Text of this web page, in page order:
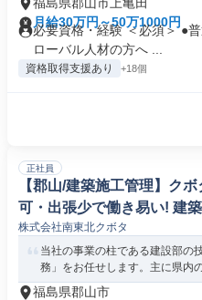
月給30万円～50万1000円
必要資格・経験 ＜必須＞ ●
ローバル人材の方へ ...
資格取得支援あり +18個
正社員
【郡山/建築施工管理】ク
可・出張少で働き易い! 建
株式会社南東北クボタ
当社の事業の柱である建設部の
務」をお任せします。主に県内
福島県郡山市